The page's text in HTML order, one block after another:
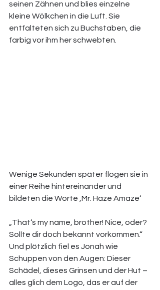
seinen Zähnen und blies einzelne
kleine Wölkchen in die Luft. Sie
entfalteten sich zu Buchstaben, die
farbig vor ihm her schwebten.
Wenige Sekunden später flogen sie in
einer Reihe hintereinander und
bildeten die Worte ‚Mr. Haze Amaze‘
„That‘s my name, brother! Nice, oder?
Sollte dir doch bekannt vorkommen.“
Und plötzlich fiel es Jonah wie
Schuppen von den Augen: Dieser
Schädel, dieses Grinsen und der Hut –
alles glich dem Logo, das er auf der